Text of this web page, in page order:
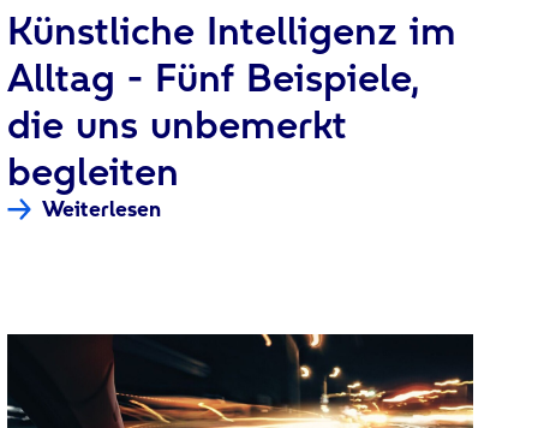
:
Künstliche Intelligenz im
Alltag - Fünf Beispiele,
die uns unbemerkt
begleiten
Weiterlesen